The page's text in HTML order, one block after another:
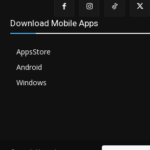
Download Mobile Apps
AppsStore
Android
Windows